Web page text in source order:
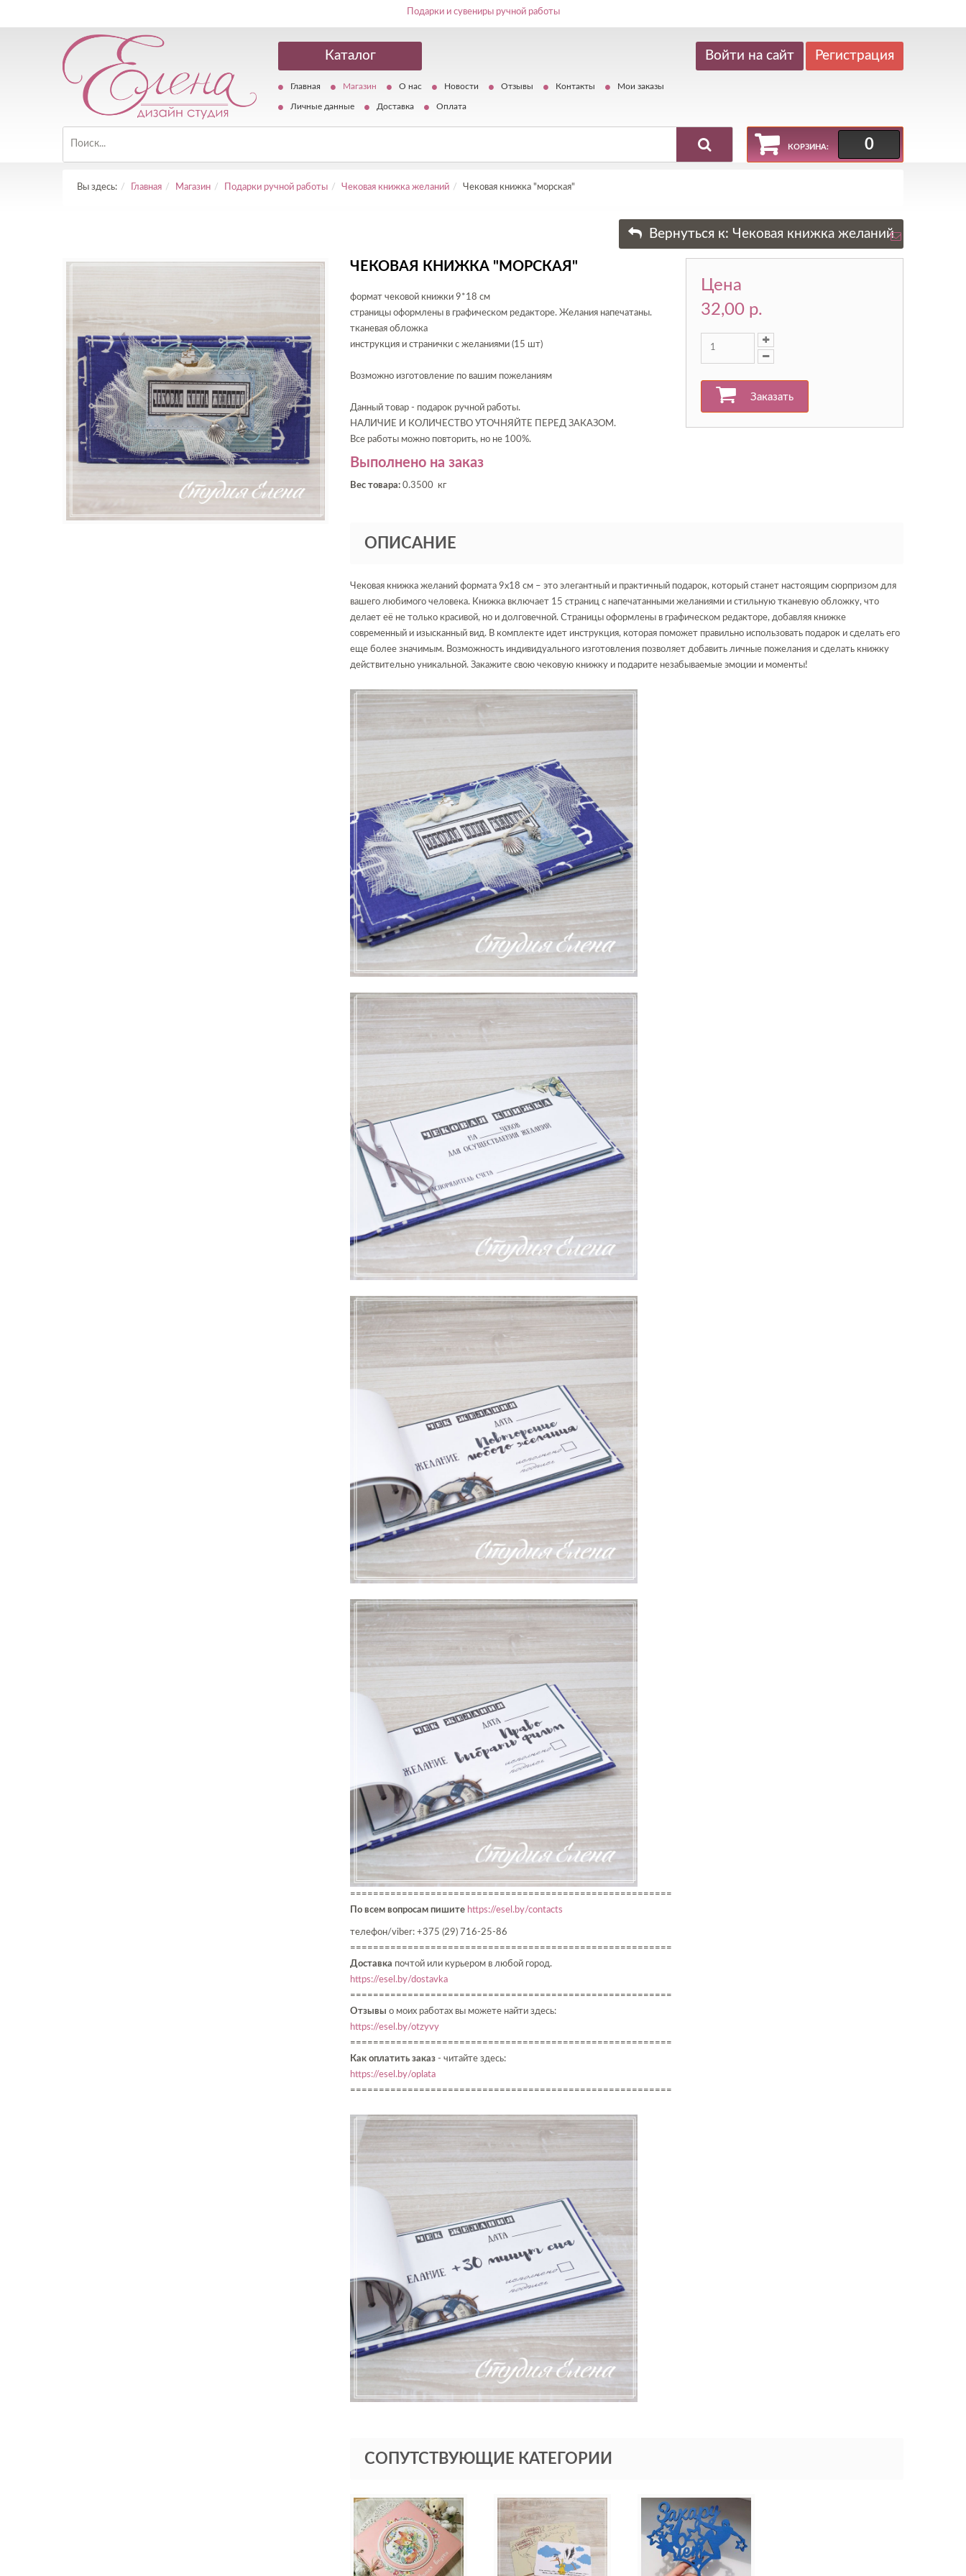
Подарки и сувениры ручной работы
Каталог
Главная Магазин О нас Новости Отзывы Контакты Мои заказы
Личные данные Доставка Оплата
Регистрация
КОРЗИНА: 0
Вы здесь: Главная Магазин Подарки ручной работы Чековая книжка желаний Чековая книжка "морская"
Вернуться к: Чековая книжка желаний
ЧЕКОВАЯ КНИЖКА "МОРСКАЯ"
формат чековой книжки 9*18 см
страницы оформлены в графическом редакторе. Желания напечатаны.
тканевая обложка
инструкция и странички с желаниями (15 шт)
Возможно изготовление по вашим пожеланиям
Данный товар - подарок ручной работы.
НАЛИЧИЕ И КОЛИЧЕСТВО УТОЧНЯЙТЕ ПЕРЕД ЗАКАЗОМ.
Все работы можно повторить, но не 100%.
Выполнено на заказ
Вес товара: 0.3500 кг
Цена
32,00 p.
Заказать
ОПИСАНИЕ
Чековая книжка желаний формата 9х18 см – это элегантный и практичный подарок, который станет настоящим сюрпризом для
вашего любимого человека. Книжка включает 15 страниц с напечатанными желаниями и стильную тканевую обложку, что
делает её не только красивой, но и долговечной. Страницы оформлены в графическом редакторе, добавляя книжке
современный и изысканный вид. В комплекте идет инструкция, которая поможет правильно использовать подарок и сделать его
еще более значимым. Возможность индивидуального изготовления позволяет добавить личные пожелания и сделать книжку
действительно уникальной. Закажите свою чековую книжку и подарите незабываемые эмоции и моменты!
========================================================
По всем вопросам пишите https://esel.by/contacts
телефон/viber: +375 (29) 716-25-86
========================================================
Доставка почтой или курьером в любой город.
https://esel.by/dostavka
========================================================
Отзывы о моих работах вы можете найти здесь:
https://esel.by/otzyvy
========================================================
Как оплатить заказ - читайте здесь:
https://esel.by/oplata
========================================================
СОПУТСТВУЮЩИЕ КАТЕГОРИИ